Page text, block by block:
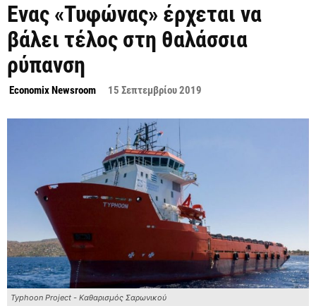
Ενας «Τυφώνας» έρχεται να
βάλει τέλος στη θαλάσσια
ρύπανση
Economix Newsroom 15 Σεπτεμβρίου 2019
Typhoon Project - Καθαρισμός Σαρωνικού